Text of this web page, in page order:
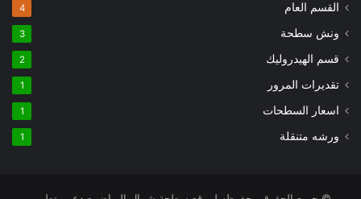
القسم العام 4
ونش سطحة 3
قسم الهيدروليك 2
تقديرات المرور 1
اسعار السطحات 1
ورشه متنقلة 1